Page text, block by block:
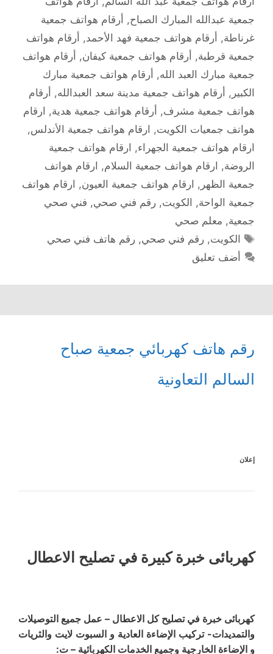
جمعية عبدالله المبارك الصباح, أرقام هواتف جمعية
غرناطة, أرقام هواتف جمعية فهد الأحمد, أرقام هواتف
جمعية قرطبة, أرقام هواتف جمعية كيفان, أرقام هواتف
جمعية مبارك العبد الله, أرقام هواتف جمعية مبارك
الكبير , أرقام هواتف جمعية مدينة سعد العبدالله, أرقام
هواتف جمعية مشرف, أرقام هواتف جمعية هدية, ارقام
هواتف جمعيات الكويت, ارقام هواتف جمعية الأندلس,
ارقام هواتف جمعية الجهراء, ارقام هواتف جمعية
الروضة, ارقام هواتف جمعية السلام, ارقام هواتف
جمعية الظهر , ارقام هواتف جمعية العيون, ارقام هواتف
جمعية الواحة, الكويت, رقم فني صحي, فني صحي
جمعية, معلم صحي
الوسوم
الكويت,رقم فني صحي,رقم هاتف فني صحي
أضف تعليق
رقم هاتف كهربائي جمعية صباح
السالم التعاونية
إعلان
كهربائى خبرة كبيرة في تصليح الاعطال
كهربائى خبرة في تصليح كل الاعطال – عمل جميع التوصيلات
والتمديدات- تركيب الإضاءة العادية و السبوت لايت والثريات
و الإضاءة الخارجية وجميع الخدمات الكهربائية – ت: